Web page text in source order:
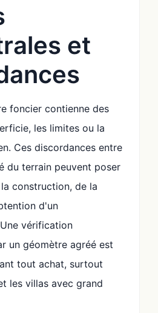
et
foncier contienne des
les limites ou la
Ces discordances entre
du terrain peuvent poser
construction, de la
d'un
vérification
un géomètre agréé est
tout achat, surtout
les villas avec grand